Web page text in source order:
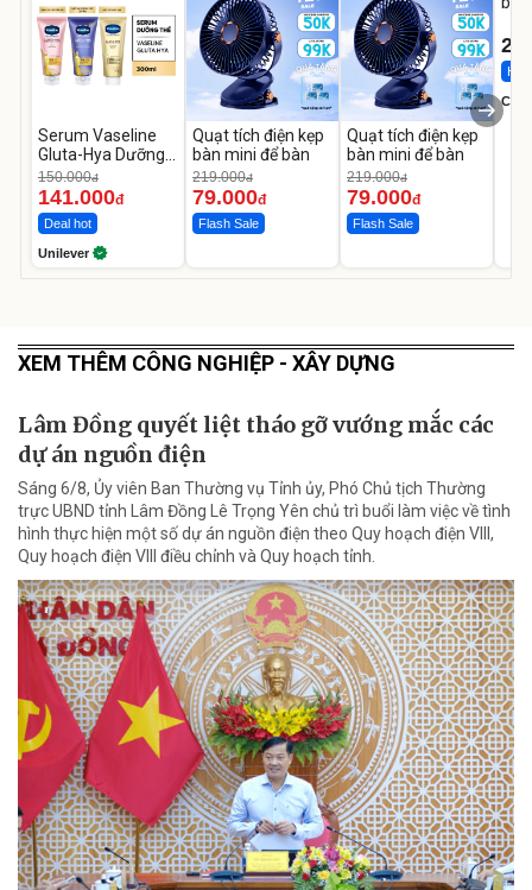
Serum Vaseline
Gluta-Hya Dưỡng
Da Sáng Mịn Sau 7
Ngày
150.000đ
141.000đ
Deal hot
Unilever
Quạt tích điện kẹp
bàn mini để bàn
219.000đ
79.000đ
Flash Sale
Quạt tích điện kẹp
bàn mini để bàn
219.000đ
79.000đ
Flash Sale
Hot
XEM THÊM CÔNG NGHIỆP - XÂY DỰNG
Lâm Đồng quyết liệt tháo gỡ vướng mắc các
dự án nguồn điện
Sáng 6/8, Ủy viên Ban Thường vụ Tỉnh ủy, Phó Chủ tịch Thường
trực UBND tỉnh Lâm Đồng Lê Trọng Yên chủ trì buổi làm việc về tình
hình thực hiện một số dự án nguồn điện theo Quy hoạch điện VIII,
Quy hoạch điện VIII điều chỉnh và Quy hoạch tỉnh.